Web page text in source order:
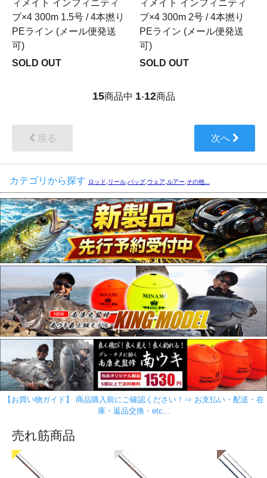
ィメイト インフィニティ
ブ×4 300m 1.5号 / 4本撚り
PEライン (メール便発送
可)
SOLD OUT
ィメイト インフィニティ
ブ×4 300m 2号 / 4本撚り
PEライン (メール便発送
可)
SOLD OUT
15商品中 1-12商品
戻る 次へ
カテゴリから探す ロッド,リール,バッグ,ウェア,ルアー,その他...
【お買い物ガイド】 商品購入前にご確認ください！⇒ お支払い・配送・在
庫・返品交換・etc...
売れ筋商品